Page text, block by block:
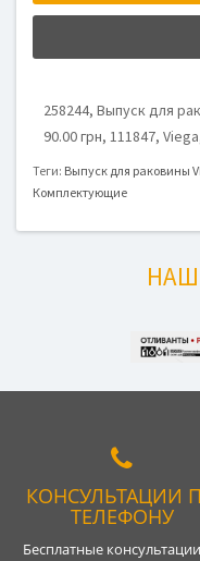
258244, Выпуск для
90.00 грн, 111847,
Теги: Выпуск для раковины
Комплектующие
КОНСУЛЬТАЦИИ
ТЕЛЕФОНУ
Бесплатные